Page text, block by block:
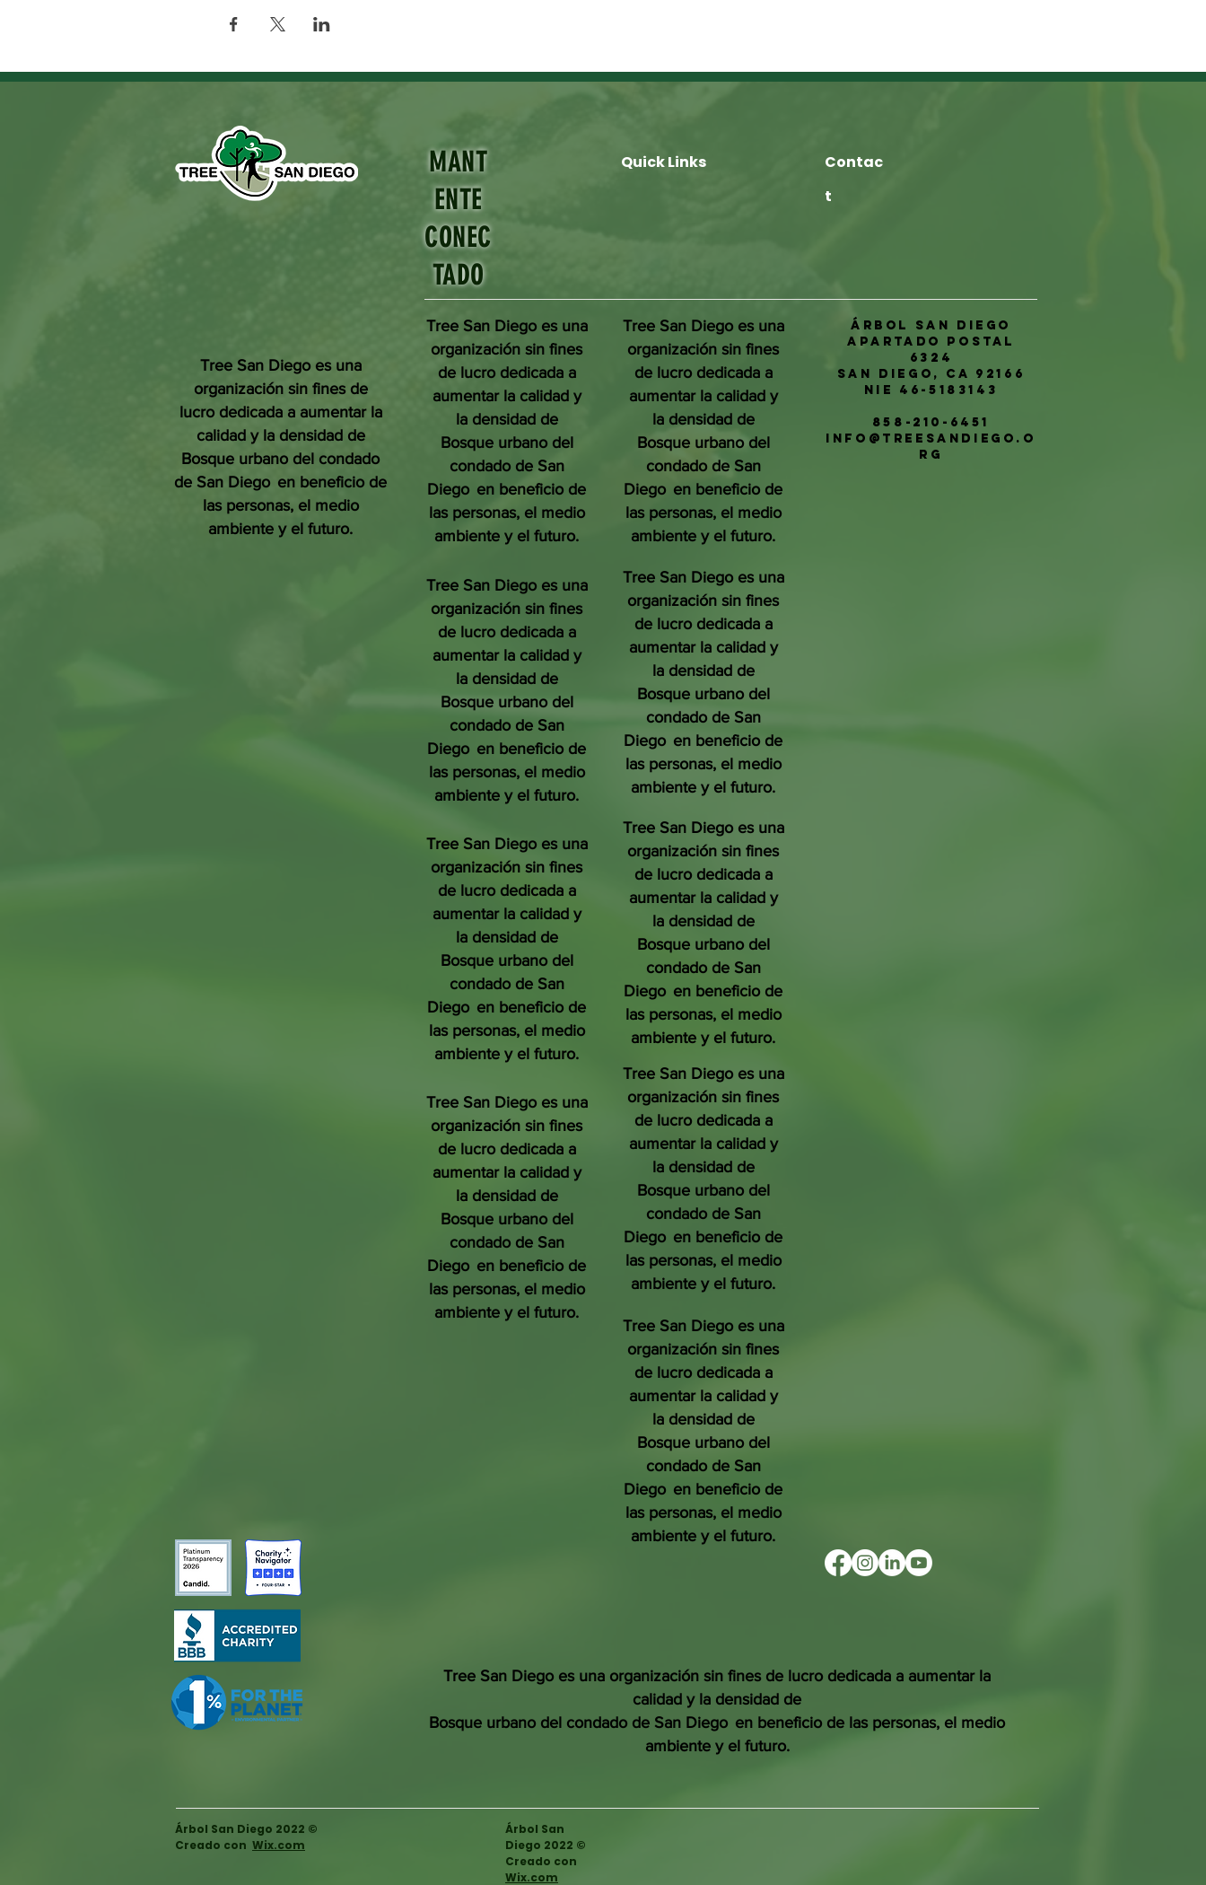
Tree San Diego es una
organización sin fines de
lucro dedicada a aumentar la
calidad y la densidad de
Bosque urbano del condado
de San Diego en beneficio de
las personas, el medio
ambiente y el futuro.
MANT
ENTE
CONEC
TADO
Quick Links
Contac
t
Tree San Diego es una
organización sin fines
de lucro dedicada a
aumentar la calidad y
la densidad de
Bosque urbano del
condado de San
Diego en beneficio de
las personas, el medio
ambiente y el futuro.
Tree San Diego es una
organización sin fines
de lucro dedicada a
aumentar la calidad y
la densidad de
Bosque urbano del
condado de San
Diego en beneficio de
las personas, el medio
ambiente y el futuro.
Tree San Diego es una
organización sin fines
de lucro dedicada a
aumentar la calidad y
la densidad de
Bosque urbano del
condado de San
Diego en beneficio de
las personas, el medio
ambiente y el futuro.
Tree San Diego es una
organización sin fines
de lucro dedicada a
aumentar la calidad y
la densidad de
Bosque urbano del
condado de San
Diego en beneficio de
las personas, el medio
ambiente y el futuro.
Tree San Diego es una
organización sin fines
de lucro dedicada a
aumentar la calidad y
la densidad de
Bosque urbano del
condado de San
Diego en beneficio de
las personas, el medio
ambiente y el futuro.
Tree San Diego es una
organización sin fines
de lucro dedicada a
aumentar la calidad y
la densidad de
Bosque urbano del
condado de San
Diego en beneficio de
las personas, el medio
ambiente y el futuro.
Tree San Diego es una
organización sin fines
de lucro dedicada a
aumentar la calidad y
la densidad de
Bosque urbano del
condado de San
Diego en beneficio de
las personas, el medio
ambiente y el futuro.
Tree San Diego es una
organización sin fines
de lucro dedicada a
aumentar la calidad y
la densidad de
Bosque urbano del
condado de San
Diego en beneficio de
las personas, el medio
ambiente y el futuro.
Tree San Diego es una
organización sin fines
de lucro dedicada a
aumentar la calidad y
la densidad de
Bosque urbano del
condado de San
Diego en beneficio de
las personas, el medio
ambiente y el futuro.
Árbol San Diego
Apartado postal
6324
San Diego, CA 92166
NIE 46-5183143
858-210-6451
info@treesandiego.o
rg
Tree San Diego es una organización sin fines de lucro dedicada a aumentar la
calidad y la densidad de
Bosque urbano del condado de San Diego en beneficio de las personas, el medio
ambiente y el futuro.
Árbol San Diego 2022 ©
Creado con Wix.com
Árbol San
Diego 2022 ©
Creado con
Wix.com